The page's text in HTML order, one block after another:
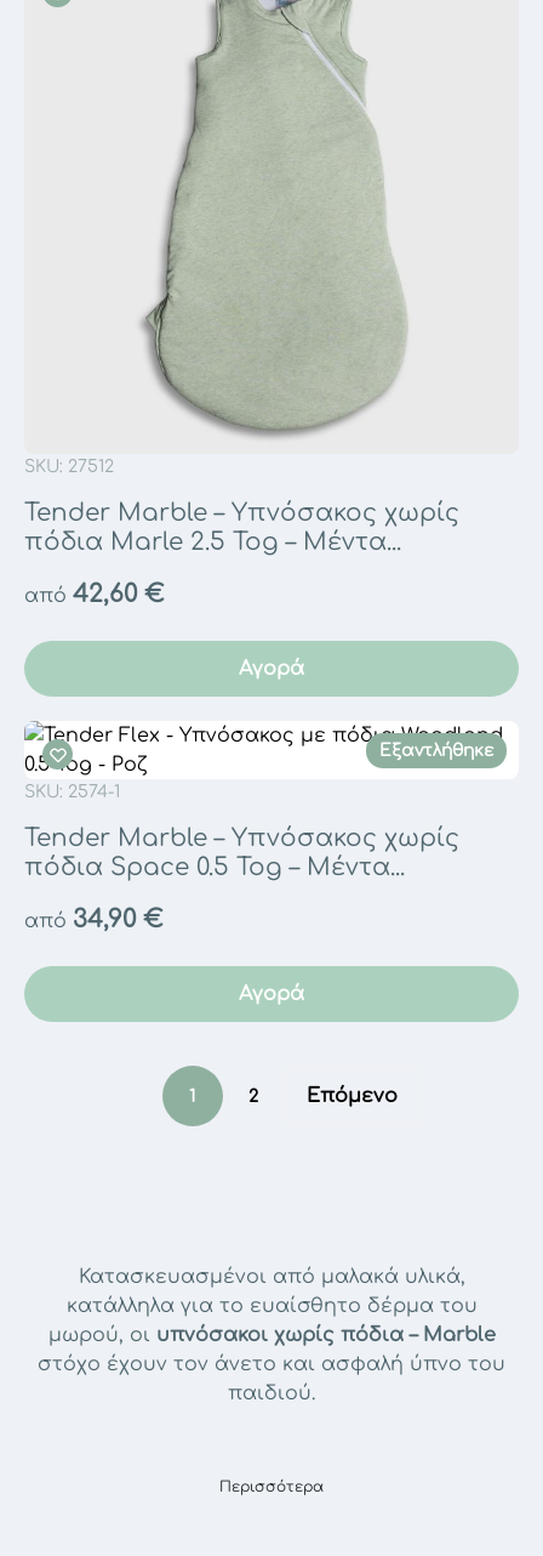
SKU: 27512
Tender Marble – Υπνόσακος χωρίς
πόδια Marle 2.5 Tog – Μέντα...
από 42,60 €
Αγορά
Εξαντλήθηκε
SKU: 2574-1
Tender Marble – Υπνόσακος χωρίς
πόδια Space 0.5 Tog – Μέντα...
από 34,90 €
Αγορά
1 2 Επόμενο
Κατασκευασμένοι από μαλακά υλικά,
κατάλληλα για το ευαίσθητο δέρμα του
μωρού, οι υπνόσακοι χωρίς πόδια – Marble
στόχο έχουν τον άνετο και ασφαλή ύπνο του
παιδιού.
Σύμφωνα με τους παιδιάτρους, ένας
Περισσότερα